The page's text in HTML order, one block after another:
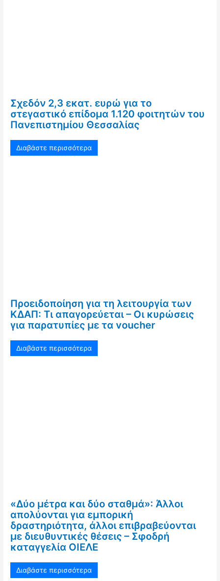
Σχεδόν 2,3 εκατ. ευρώ για το
στεγαστικό επίδομα 1.120 φοιτητών του
Πανεπιστημίου Θεσσαλίας
Διαβάστε περισσότερα
Προειδοποίηση για τη λειτουργία των
ΚΔΑΠ: Τι απαγορεύεται – Οι κυρώσεις
για παρατυπίες με τα voucher
Διαβάστε περισσότερα
«Δύο μέτρα και δύο σταθμά»: Άλλοι
απολύονται για εμπορική
δραστηριότητα, άλλοι επιβραβεύονται
με διευθυντικές θέσεις – Σφοδρή
καταγγελία ΟΙΕΛΕ
Διαβάστε περισσότερα